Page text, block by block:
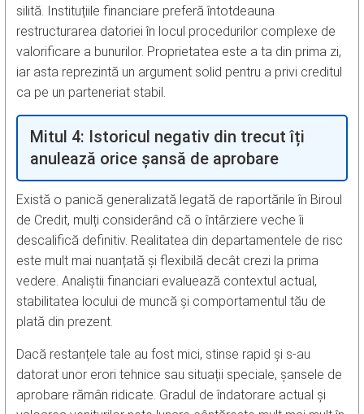
silită. Instituțiile financiare preferă întotdeauna
restructurarea datoriei în locul procedurilor complexe de
valorificare a bunurilor. Proprietatea este a ta din prima zi,
iar asta reprezintă un argument solid pentru a privi creditul
ca pe un parteneriat stabil.
Mitul 4: Istoricul negativ din trecut îți
anulează orice șansă de aprobare
Există o panică generalizată legată de raportările în Biroul
de Credit, mulți considerând că o întârziere veche îi
descalifică definitiv. Realitatea din departamentele de risc
este mult mai nuanțată și flexibilă decât crezi la prima
vedere. Analiștii financiari evaluează contextul actual,
stabilitatea locului de muncă și comportamentul tău de
plată din prezent.
Dacă restanțele tale au fost mici, stinse rapid și s-au
datorat unor erori tehnice sau situații speciale, șansele de
aprobare rămân ridicate. Gradul de îndatorare actual și